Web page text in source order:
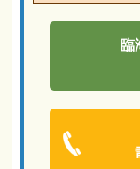
臨